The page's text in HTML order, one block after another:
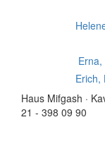
Erich,
Haus Mifgash ·
21 - 398 09 90